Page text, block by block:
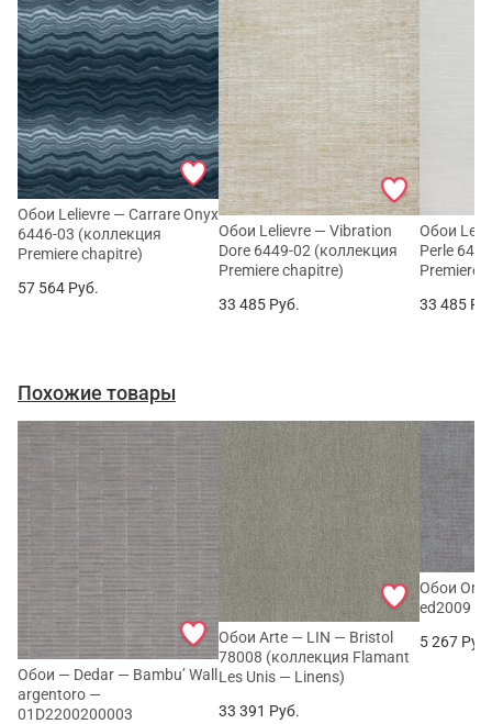
Обои Lelievre — Carrare Onyx
6446-03 (коллекция
Premiere chapitre)
57 564 Руб.
Обои Lelievre — Vibration
Dore 6449-02 (коллекция
Premiere chapitre)
33 485 Руб.
Обои
Perle
Premiere
33 485
Похожие товары
Обои — Dedar — Bambu’ Wall
argentoro —
01D2200200003
Обои Arte — LIN — Bristol
78008 (коллекция Flamant
Les Unis — Linens)
33 391 Руб.
Обои
ed2009
5 267 Руб.